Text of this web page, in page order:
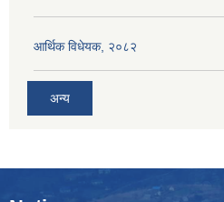
आर्थिक विधेयक, २०८२
अन्य